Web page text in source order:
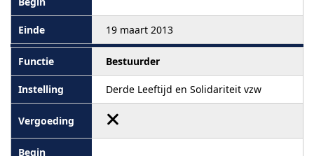
19 maart 2013
Bestuurder
Derde Leeftijd en Solidariteit vzw